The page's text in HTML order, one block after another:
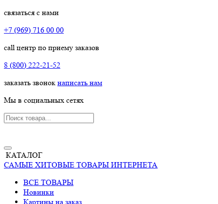
связаться с нами
+7 (969) 716 00 00
call центр по приему заказов
8 (800) 222-21-52
заказать звонок написать нам
Мы в социальных сетях
КАТАЛОГ
САМЫЕ ХИТОВЫЕ ТОВАРЫ ИНТЕРНЕТА
ВСЕ ТОВАРЫ
Новинки
Картины на заказ